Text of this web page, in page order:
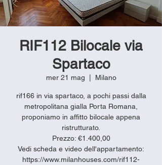
RIF112 Bilocale via
Spartaco
mer 21 mag Milano
rif166 in via spartaco, a pochi passi dalla
metropolitana gialla Porta Romana,
proponiamo in affitto bilocale appena
ristrutturato.
Prezzo: €1.400,00
Vedi scheda e video dell'appartamento:
https://www.milanhouses.com/rif112-